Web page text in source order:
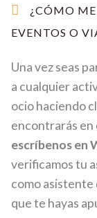
¿CÓMO
EVENTOS O
Una vez seas
a cualquier
ocio haciendo
encontrarás en
escríbenos en
verificamos tu
como asistente
que te hayas